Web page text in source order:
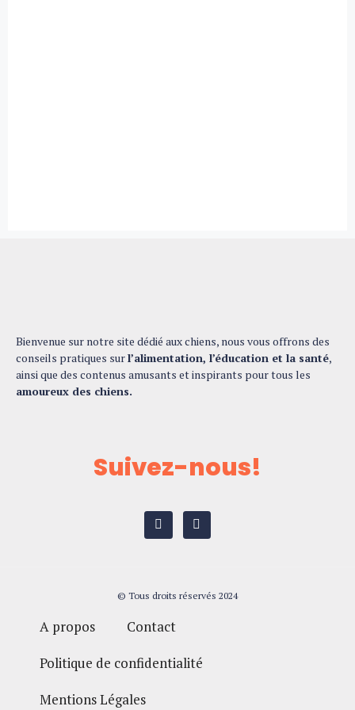
Bienvenue sur notre site dédié aux chiens, nous vous offrons des
conseils pratiques surl’alimentation, l’éducation et la santé,
ainsi que des contenus amusants et inspirants pour tous les
amoureux des chiens.
Suivez-nous!
© Tous droits réservés 2024
A propos
Contact
Politique de confidentialité
Mentions Légales